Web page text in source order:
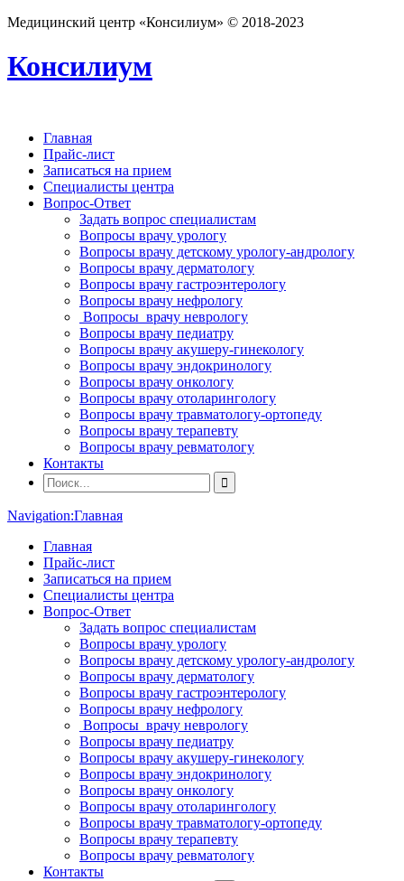
Медицинский центр «Консилиум» © 2018-2023
Консилиум
Главная
Прайс-лист
Записаться на прием
Специалисты центра
Вопрос-Ответ
Задать вопрос специалистам
Вопросы врачу урологу
Вопросы врачу детскому урологу-андрологу
Вопросы врачу дерматологу
Вопросы врачу гастроэнтерологу
Вопросы врачу нефрологу
Вопросы врачу неврологу
Вопросы врачу педиатру
Вопросы врачу акушеру-гинекологу
Вопросы врачу эндокринологу
Вопросы врачу онкологу
Вопросы врачу отоларингологу
Вопросы врачу травматологу-ортопеду
Вопросы врачу терапевту
Вопросы врачу ревматологу
Контакты
Navigation:Главная
Главная
Прайс-лист
Записаться на прием
Специалисты центра
Вопрос-Ответ
Задать вопрос специалистам
Вопросы врачу урологу
Вопросы врачу детскому урологу-андрологу
Вопросы врачу дерматологу
Вопросы врачу гастроэнтерологу
Вопросы врачу нефрологу
Вопросы врачу неврологу
Вопросы врачу педиатру
Вопросы врачу акушеру-гинекологу
Вопросы врачу эндокринологу
Вопросы врачу онкологу
Вопросы врачу отоларингологу
Вопросы врачу травматологу-ортопеду
Вопросы врачу терапевту
Вопросы врачу ревматологу
Контакты